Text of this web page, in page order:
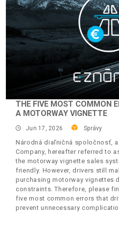
THE FIVE MOST COMMON
A MOTORWAY VIGNETTE
Jun 17, 2026 Správy
Národná diaľničná spoločnosť,
Company, hereafter referred to
the motorway vignette sales
friendly. However, drivers still
purchasing motorway vignettes
constraints. Therefore, please
five most common errors that
prevent unnecessary